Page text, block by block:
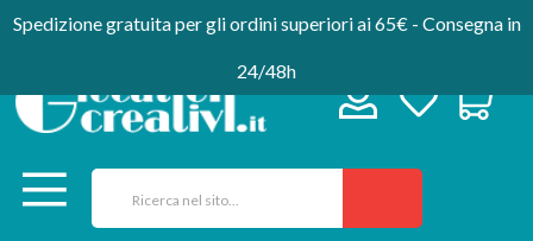
Spedizione gratuita per gli ordini superiori ai 65€ - Consegna in
24/48h